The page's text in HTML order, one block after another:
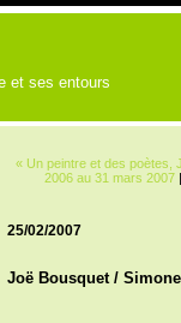
et ses entours
« Un peintre et des poètes,
2006 au 31 mars 2007
25/02/2007
Joë Bousquet /